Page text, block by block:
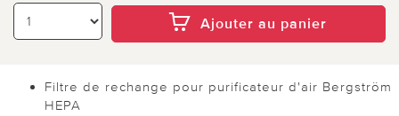
Ajouter au panier
Filtre de rechange pour purificateur d'air Bergström
HEPA